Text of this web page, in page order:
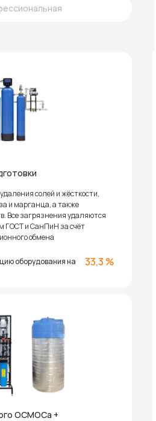
солей и жёсткости,
и марганца, а также
Все загрязнения удаляются
ГОСТ и СанПиН за счёт
обмена
оборудования на 33,3 %
ОСМОСа +